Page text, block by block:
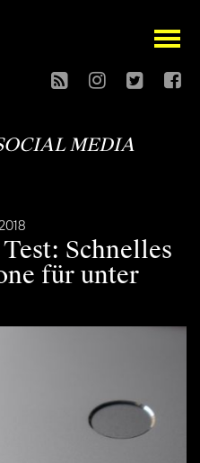
open
MEDIA
Schnelles
für unter